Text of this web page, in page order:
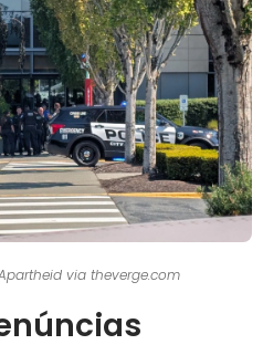
via theverge.com